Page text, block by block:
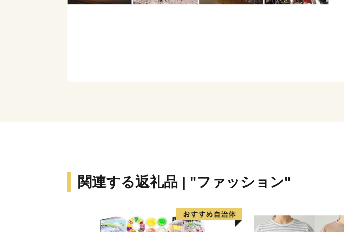
関連する返礼品 | "ファッション"